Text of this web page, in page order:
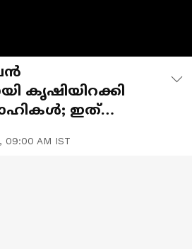
കൃഷിയിറക്കി
ഇത്
നല്ല മാതൃക
09:00 AM IST